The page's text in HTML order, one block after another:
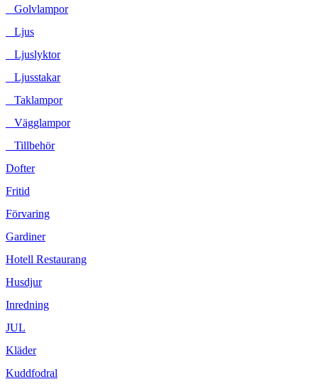
Golvlampor
Ljus
Ljuslyktor
Ljusstakar
Taklampor
Vägglampor
Tillbehör
Dofter
Fritid
Förvaring
Gardiner
Hotell Restaurang
Husdjur
Inredning
JUL
Kläder
Kuddfodral